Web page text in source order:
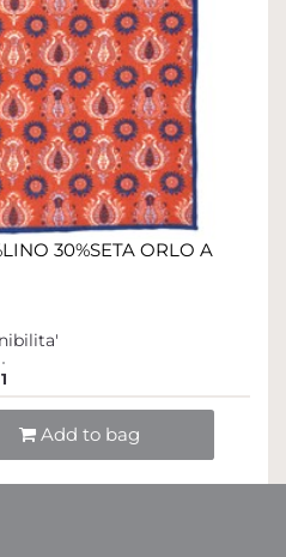
30%SETA ORLO A
1
Add to bag